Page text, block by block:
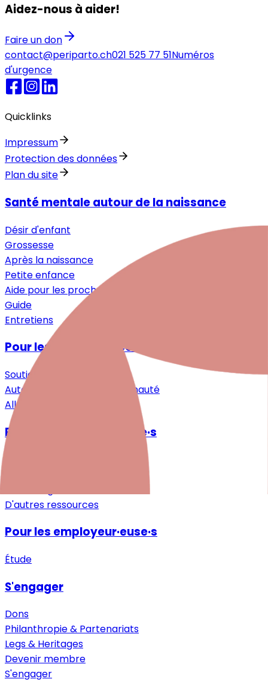
Aidez-nous à aider!
Faire un don
contact@periparto.ch021 525 77 51Numéros
d'urgence
Quicklinks
Impressum
Protection des données
Plan du site
Santé mentale autour de la naissance
Désir d'enfant
Grossesse
Après la naissance
Petite enfance
Aide pour les proches
Guide
Entretiens
Pour les personnes concernées
Soutien spécialisé
Auto-assistance & Communauté
Allègement & Soutien
Pour les professionnel·le·s
D'autres ressources
Pour les employeur·euse·s
Étude
S'engager
Dons
Philanthropie & Partenariats
Legs & Heritages
Devenir membre
S'engager